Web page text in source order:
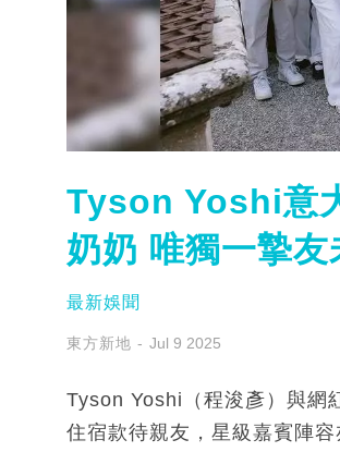
Tyson Yoshi意
奶奶 唯獨一摯友
最新娛聞
東方新地 Jul 9 2025
Tyson Yoshi（程浚彥）與網
住宿款待親友，星級嘉賓陣